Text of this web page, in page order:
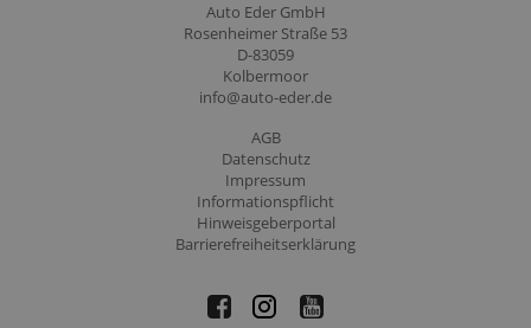
Auto Eder GmbH
Rosenheimer Straße 53
D-83059
Kolbermoor
info@auto-eder.de
AGB
Datenschutz
Impressum
Informationspflicht
Hinweisgeberportal
Barrierefreiheitserklärung